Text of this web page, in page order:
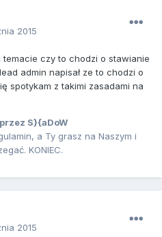
2015
temacie czy to chodzi o stawianie
admin napisał ze to chodzi o
spotykam z takimi zasadami na
przez S}{aDoW
a Ty grasz na Naszym i
KONIEC.
2015